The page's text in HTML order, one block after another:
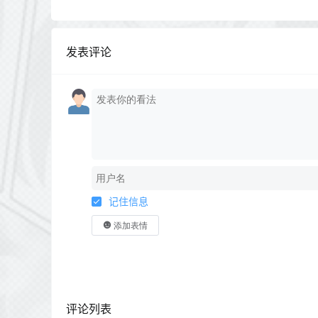
发表评论
记住信息
添加表情
评论列表